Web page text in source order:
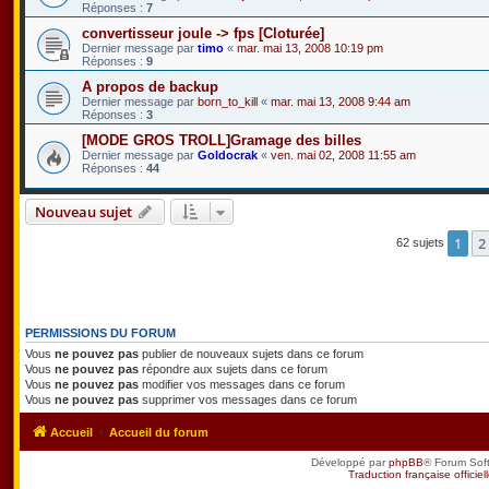
Réponses : 7
convertisseur joule -> fps [Cloturée]
Dernier message par timo « mar. mai 13, 2008 10:19 pm
Réponses : 9
A propos de backup
Dernier message par born_to_kill « mar. mai 13, 2008 9:44 am
Réponses : 3
[MODE GROS TROLL]Gramage des billes
Dernier message par Goldocrak « ven. mai 02, 2008 11:55 am
Réponses : 44
Nouveau sujet
62 sujets 1 2
PERMISSIONS DU FORUM
Vous ne pouvez pas publier de nouveaux sujets dans ce forum
Vous ne pouvez pas répondre aux sujets dans ce forum
Vous ne pouvez pas modifier vos messages dans ce forum
Vous ne pouvez pas supprimer vos messages dans ce forum
Accueil Accueil du forum
Développé parphpBB® Forum
Traduction française